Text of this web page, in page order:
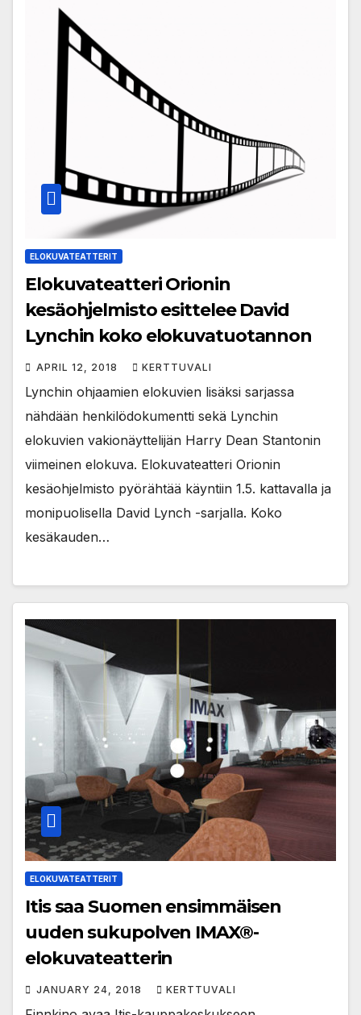
ELOKUVATEATTERIT
Elokuvateatteri Orionin
kesäohjelmisto esittelee David
Lynchin koko elokuvatuotannon
APRIL 12, 2018 KERTTUVALI
Lynchin ohjaamien elokuvien lisäksi sarjassa
nähdään henkilödokumentti sekä Lynchin
elokuvien vakionäyttelijän Harry Dean Stantonin
viimeinen elokuva. Elokuvateatteri Orionin
kesäohjelmisto pyörähtää käyntiin 1.5. kattavalla ja
monipuolisella David Lynch -sarjalla. Koko
kesäkauden…
ELOKUVATEATTERIT
Itis saa Suomen ensimmäisen
uuden sukupolven IMAX®-
elokuvateatterin
JANUARY 24, 2018 KERTTUVALI